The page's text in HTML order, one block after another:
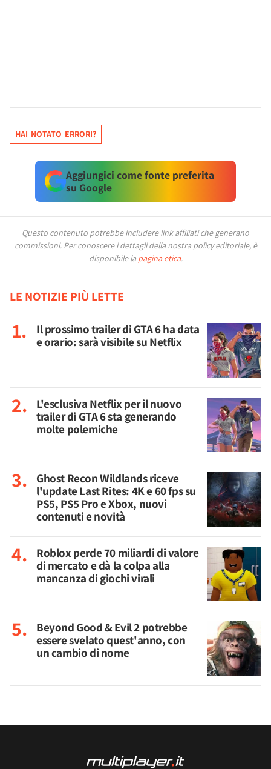
HAI NOTATO ERRORI?
Aggiungici come fonte preferita
su Google
Questo contenuto potrebbe includere link affiliati che generano
commissioni. Per conoscere i dettagli della nostra policy editoriale, è
disponibile la pagina etica.
LE NOTIZIE PIÙ LETTE
Il prossimo trailer di GTA 6 ha data
e orario: sarà visibile su Netflix
L'esclusiva Netflix per il nuovo
trailer di GTA 6 sta generando
molte polemiche
Ghost Recon Wildlands riceve
l'update Last Rites: 4K e 60 fps su
PS5, PS5 Pro e Xbox, nuovi
contenuti e novità
Roblox perde 70 miliardi di valore
di mercato e dà la colpa alla
mancanza di giochi virali
Beyond Good & Evil 2 potrebbe
essere svelato quest'anno, con
un cambio di nome